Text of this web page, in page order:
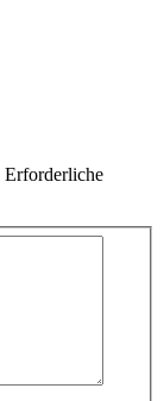
Erforderliche